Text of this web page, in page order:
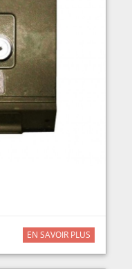
EN SAVOIR PLUS